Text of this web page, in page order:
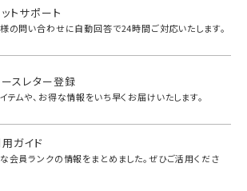
トサポート
の問い合わせに自動回答で24時間ご対応いたします。
スレター登録
テムや、お得な情報をいち早く お届けいたします。
ガイド
会員ランクの情報をまとめました。ぜひご活用くださ